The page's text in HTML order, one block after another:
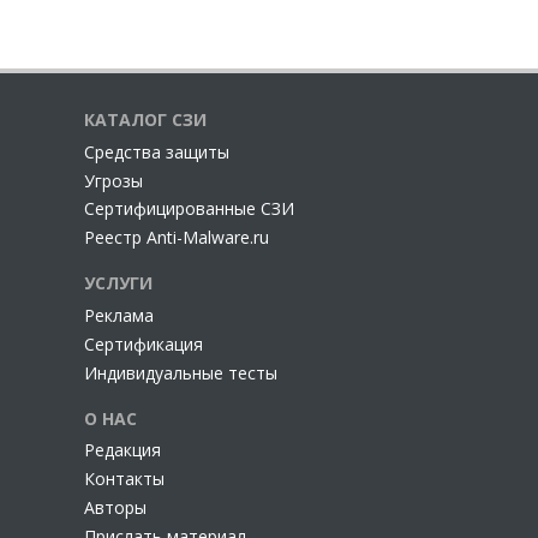
КАТАЛОГ СЗИ
Cредства защиты
Угрозы
Сертифицированные СЗИ
Реестр Anti-Malware.ru
УСЛУГИ
Реклама
Сертификация
Индивидуальные тесты
О НАС
Редакция
Контакты
Авторы